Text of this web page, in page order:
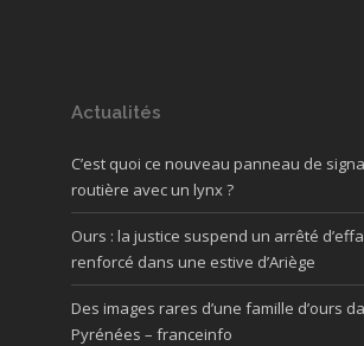
Actualités
C’est quoi ce nouveau panneau de
routière avec un lynx ?
Ours : la justice suspend un arrêté
renforcé dans une estive d’Ariège
Des images rares d’une famille d’ours
Pyrénées – franceinfo